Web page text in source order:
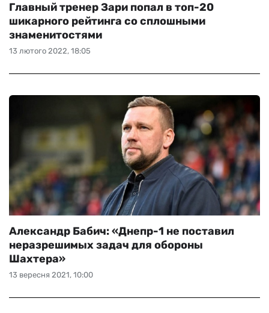
13 лютого 2022, 18:05
Главный тренер Зари попал в топ-20
шикарного рейтинга со сплошными
знаменитостями
13 вересня 2021, 10:00
Александр Бабич: «Днепр-1 не поставил
неразрешимых задач для обороны
Шахтера»